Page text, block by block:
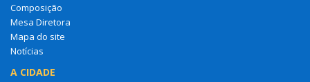
Composição
Mesa Diretora
Mapa do site
Notícias
A CIDADE